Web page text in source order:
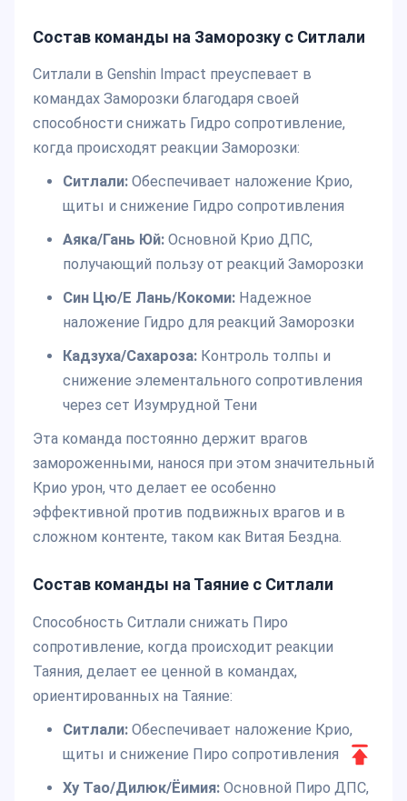
Состав команды на Заморозку с Ситлали
Ситлали в Genshin Impact преуспевает в
командах Заморозки благодаря своей
способности снижать Гидро сопротивление,
когда происходят реакции Заморозки:
Ситлали:Обеспечивает наложение Крио,
щиты и снижение Гидро сопротивления
Аяка/Гань Юй:Основной Крио ДПС,
получающий пользу от реакций Заморозки
Син Цю/Е Лань/Кокоми:Надежное
наложение Гидро для реакций Заморозки
Кадзуха/Сахароза:Контроль толпы и
снижение элементального сопротивления
через сет Изумрудной Тени
Эта команда постоянно держит врагов
замороженными, нанося при этом значительный
Крио урон, что делает ее особенно
эффективной против подвижных врагов и в
сложном контенте, таком как Витая Бездна.
Состав команды на Таяние с Ситлали
Способность Ситлали снижать Пиро
сопротивление, когда происходит реакции
Таяния, делает ее ценной в командах,
ориентированных на Таяние:
Ситлали:Обеспечивает наложение Крио,
щиты и снижение Пиро сопротивления
Ху Тао/Дилюк/Ёимия: Основной Пиро ДПС,